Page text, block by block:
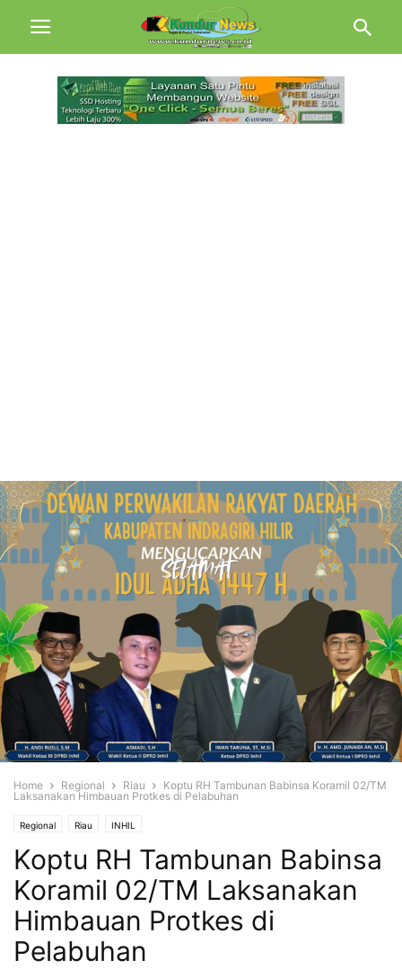
Home Regional Riau
Koptu RH Tambunan Babinsa Koramil 02/TM
Laksanakan Himbauan Protkes di Pelabuhan
Regional Riau INHIL
Koptu RH Tambunan Babinsa
Koramil 02/TM Laksanakan
Himbauan Protkes di
Pelabuhan